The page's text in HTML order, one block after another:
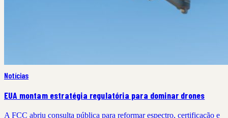
Notícias
EUA montam estratégia regulatória para dominar drones
A FCC abriu consulta pública para reformar espectro, certificação e